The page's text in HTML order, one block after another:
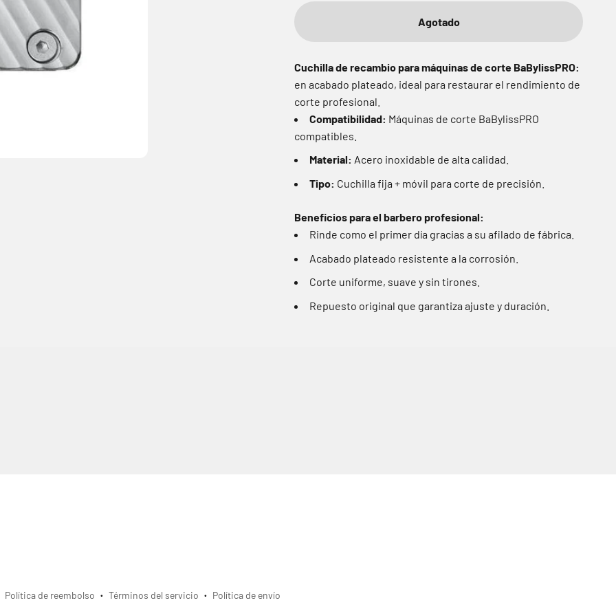
Agotado
Cuchilla de recambio para máquinas de corte BaBylissPRO:
en acabado plateado, ideal para restaurar el rendimiento de
corte profesional.
Compatibilidad: Máquinas de corte BaBylissPRO
compatibles.
Material: Acero inoxidable de alta calidad.
Tipo: Cuchilla fija + móvil para corte de precisión.
Beneficios para el barbero profesional:
Rinde como el primer día gracias a su afilado de fábrica.
Acabado plateado resistente a la corrosión.
Corte uniforme, suave y sin tirones.
Repuesto original que garantiza ajuste y duración.
Política de reembolso Términos del servicio Política de envío